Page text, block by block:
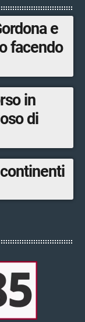
e
facendo
in
di